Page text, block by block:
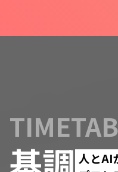
基調 人とAI